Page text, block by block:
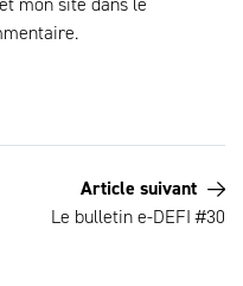
Article suivant
Le bulletin e-DEFI #30